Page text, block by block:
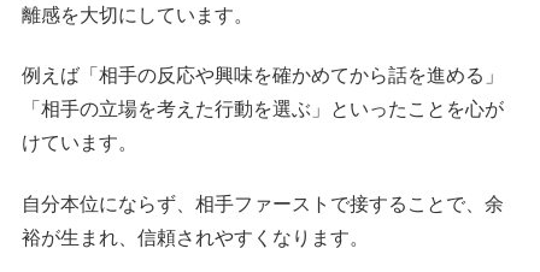
離感を大切にしています。
例えば「相手の反応や興味を確かめてから話を進める」
「相手の立場を考えた行動を選ぶ」といったことを心が
けています。
自分本位にならず、相手ファーストで接することで、余
裕が生まれ、信頼されやすくなります。